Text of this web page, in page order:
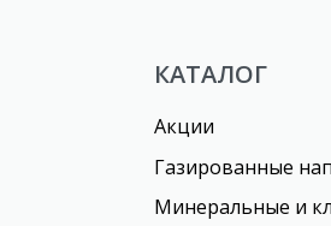
КАТАЛОГ
Акции
Газированные
Минеральные и